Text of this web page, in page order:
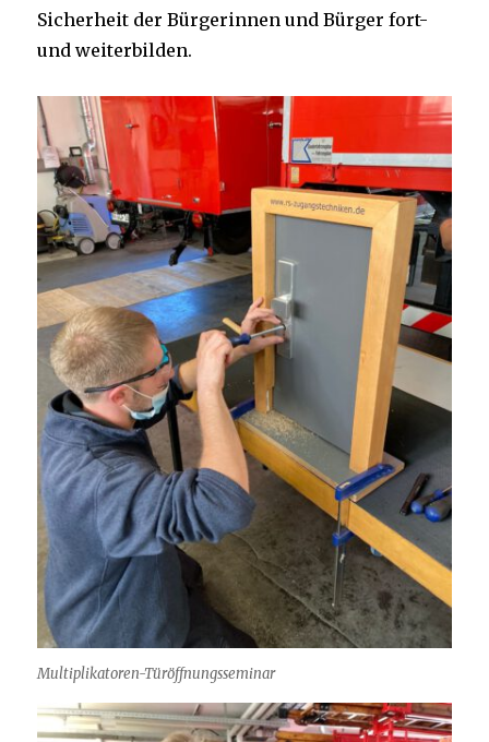
Sicherheit der Bürgerinnen und Bürger fort-
und weiterbilden.
Multiplikatoren-Türöffnungsseminar